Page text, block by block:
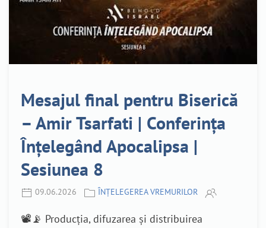
Mesajul final pentru Biserică
– Amir Tsarfati | Conferința
Înțelegând Apocalipsa |
Sesiunea 8
09.06.2026 ÎNȚELEGEREA VREMURILOR
📽️📡 Producția, difuzarea și distribuirea